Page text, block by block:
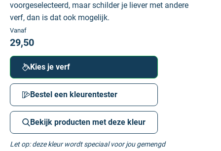
voorgeselecteerd, maar schilder je liever met andere
verf, dan is dat ook mogelijk.
Vanaf
29,50
Kies je verf
Bestel een kleurentester
Bekijk producten met deze kleur
Let op: deze kleur wordt speciaal voor jou gemengd